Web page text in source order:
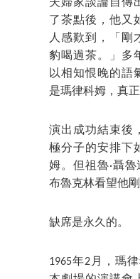
夫婦家談論自傳
了茶點後，他又
人感歎到，「剛
豹喝過茶。」多
以相知恨晚的語
是瑪律科姆，真正
演出成功結束後
極分子的安排下
姆。但祖魯·聶
布魯克林看望他剛
缺席是永久的。
1965年2月，瑪